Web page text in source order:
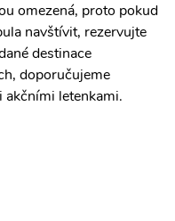
omezená, proto pokud
navštívit, rezervujte
destinace
doporučujeme
letenkami.